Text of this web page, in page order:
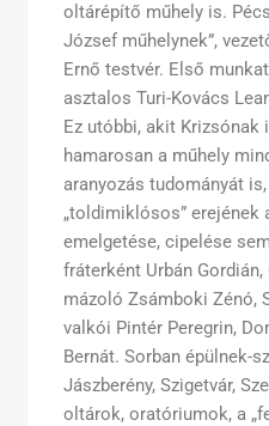
oltárépítő műhely is.
József műhelynek”,
Ernő testvér. Első
asztalos Turi-Kovács
Ez utóbbi, akit Krizsónak
hamarosan a műhely
aranyozás tudományát
„toldimiklósos”
emelgetése, cipelése
fráterként Urbán
mázoló Zsámboki Zénó,
valkói Pintér Peregrin,
Bernát. Sorban épülnek-
Jászberény, Szigetvár,
oltárok, oratóriumok, a